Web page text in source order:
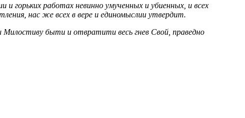
горьких работах невинно умученных и убиенных, и всех
нас же всех в вере и единомыслии утвердит.
Милостиву быти и отвратити весь гнев Свой, праведно